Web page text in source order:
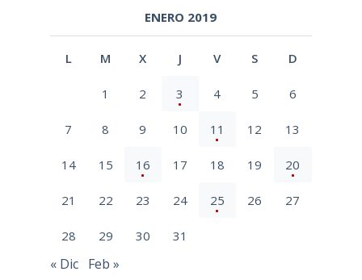
ENERO 2019
L M X J V S D
1 2 3 4 5 6
7 8 9 10 11 12 13
14 15 16 17 18 19 20
21 22 23 24 25 26 27
28 29 30 31
« Dic Feb »